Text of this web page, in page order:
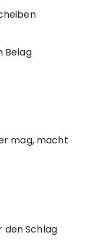
Belag
mag, macht
den Schlag